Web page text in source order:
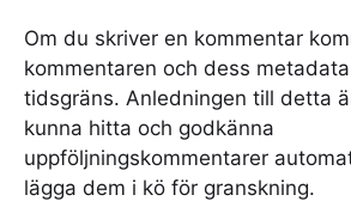
Om du skriver en kommentar
kommentaren och dess
tidsgräns. Anledningen till detta
kunna hitta och godkänna
uppföljningskommentarer
lägga dem i kö för granskning.